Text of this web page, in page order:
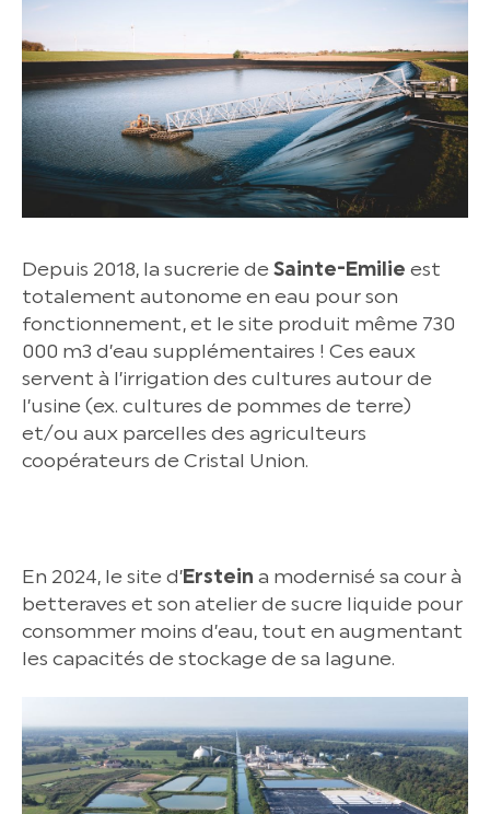
Depuis 2018, la sucrerie deSainte-Emilie est
totalement autonome en eau pour son
fonctionnement, et le site produit même 730
000 m3 d’eau supplémentaires ! Ces eaux
servent à l’irrigation des cultures autour de
l’usine (ex. cultures de pommes de terre)
et/ou aux parcelles des agriculteurs
coopérateurs de Cristal Union.
En 2024, le site d’Erstein a modernisé sa cour à
betteraves et son atelier de sucre liquide pour
consommer moins d’eau, tout en augmentant
les capacités de stockage de sa lagune.